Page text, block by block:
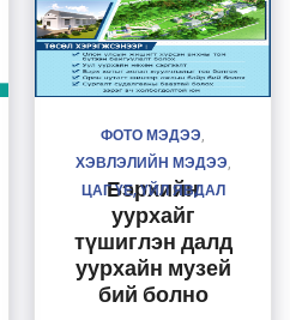
ФОТО МЭДЭЭ
ХЭВЛЭЛИЙН МЭДЭЭ
ЦАГ ҮЕ, ҮЙЛ ЯВДАЛ
Бэрхийн
уурхайг
түшиглэн далд
уурхайн музей
бий болно